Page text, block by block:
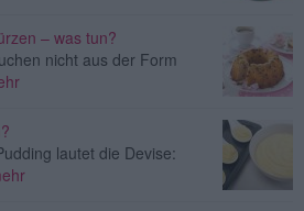
– was tun?
nicht aus der Form
lautet die Devise: